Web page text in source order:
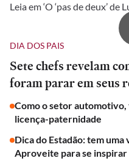
Leia em ‘O ‘pas de deux’ de
DIA DOS PAIS
Sete chefs revelam
foram parar em seus
Como o setor automotivo,
licença-paternidade
Dica do Estadão: tem uma
Aproveite para se inspirar